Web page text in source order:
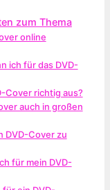
zum Thema
online
ich für das DVD-
Cover richtig aus?
auch in großen
DVD-Cover zu
für mein DVD-